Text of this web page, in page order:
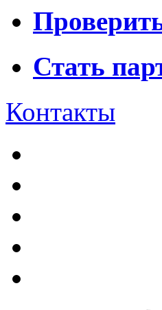
Стать
Контакты